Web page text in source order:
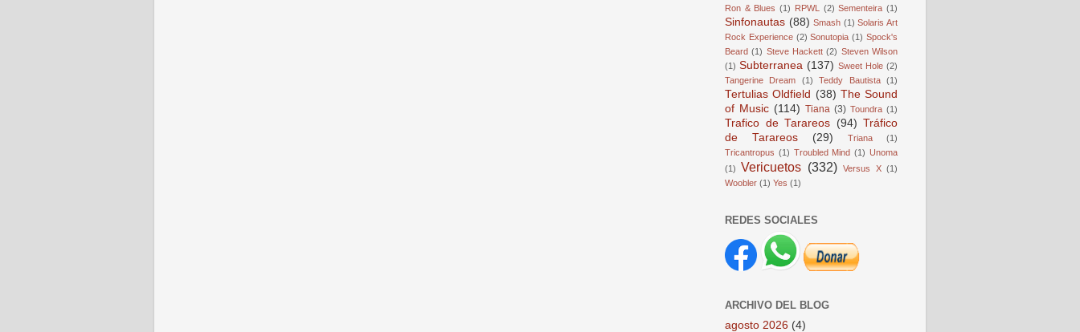
Ron & Blues (1) RPWL (2) Sementeira (1)
Sinfonautas (88) Smash (1) Solaris Art
Rock Experience (2) Sonutopia (1) Spock's
Beard (1) Steve Hackett (2) Steven Wilson
(1) Subterranea (137) Sweet Hole (2)
Tangerine Dream
(1) Teddy Bautista (1)
Tertulias Oldfield (38) The Sound
of Music (114) Tiana (3) Toundra (1)
Trafico de Tarareos (94) Tráfico
de Tarareos
(29) Triana
(1)
Tricantropus (1) Troubled Mind (1) Unoma
(1)
Vericuetos (332) Versus X (1)
Woobler (1) Yes (1)
REDES SOCIALES
ARCHIVO DEL BLOG
agosto 2026 (4)